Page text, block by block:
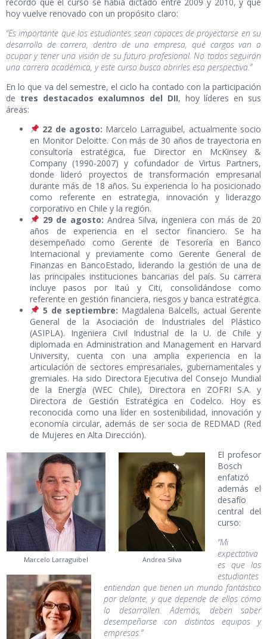
hoy vuelve renovado con un propósito claro:
“Es importante que los estudiantes sean capaces de proyectarse en su
desarrollo de carrera, dentro de una empresa, qué cargos van a
ocupar y tener una visión de su futuro profesional. No todos seguirán
una carrera académica, y este curso busca abrirles esa perspectiva.”
En lo que va del semestre, el ciclo ha contado con la participación
de tres destacados exalumnos del DII, hoy líderes en sus
áreas:
22 de agosto: Marcelo Larraguibel, actualmente socio
en Monitor Deloitte. Con más de 30 años de trayectoria en
consultoría estratégica, fue Director en McKinsey &
Company (1990-2007) y cofundador de Virtus Partners,
donde lideró proyectos de transformación empresarial
durante más de 18 años. Su experiencia lo ha posicionado
como referente en estrategia, innovación y liderazgo
corporativo en Chile y la región.
29 de agosto: Andrea Silva, ingeniera con más de 20
años de experiencia en el sector financiero. Se ha
desempeñado como Gerente de Tesorería en Banco
Internacional y previamente como Gerente General de
Finanzas en BancoEstado, liderando la gestión de una de
las principales instituciones bancarias del país. Su carrera
incluye pasos por Itaú y Citi, consolidándose como
referente en gestión financiera, riesgos y banca estratégica.
5 de septiembre: Magdalena Balcells, actual Gerente
General de la Asociación de Industriales del Plástico
(ASIPLA). Ingeniera Civil Industrial de la U. de Chile y
diplomada en Administration and Management en Harvard
University, cuenta con una amplia experiencia en la
articulación de sectores empresariales, gubernamentales y
gremiales. Ha sido Directora Ejecutiva del Consejo Mundial
de la Energía (WEC Chile), Directora en ZOFRI S.A. y
Directora de Gestión Estratégica en Codelco. Hoy es
reconocida como una líder en sostenibilidad, innovación y
economía circular, además de ser socia de REDMAD (Red
de Mujeres en Alta Dirección).
Marcelo Larraguibel Andrea Silva
El profesor
Bosch
enfatizó
además el
desafío
central del
curso:
“Mi
expectativa
es que los
estudiantes
entiendan que tienen un mundo fantástico
por delante, y que depende de ellos cómo
lo desarrollen. Además, deben saber
desempeñarse con distintos equipos y
empresas.”